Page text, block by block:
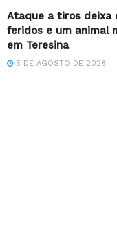
Ataque a tiros deixa
feridos e um animal
em Teresina
5 DE AGOSTO DE 2026